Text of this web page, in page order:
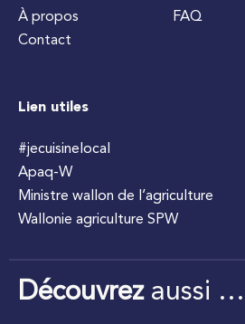
À propos
Contact
FAQ
Lien utiles
#jecuisinelocal
Apaq-W
Ministre wallon de l’agriculture
Wallonie agriculture SPW
Découvrezaussi …